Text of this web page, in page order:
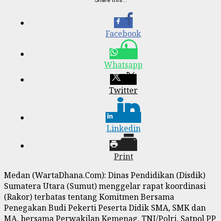
Facebook
Whatsapp
Twitter
Linkedin
Print
Medan (WartaDhana.Com): Dinas Pendidikan (Disdik)
Sumatera Utara (Sumut) menggelar rapat koordinasi
(Rakor) terbatas tentang Komitmen Bersama
Penegakan Budi Pekerti Peserta Didik SMA, SMK dan
MA, bersama Perwakilan Kemenag, TNI/Polri, Satpol PP